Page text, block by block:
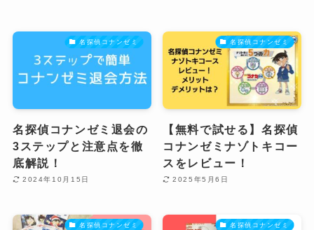
名探偵コナンゼミ
名探偵コナンゼミ退会の
3ステップと注意点を徹
底解説！
2024年10月15日
名探偵コナンゼミ
【無料で試せる】名探偵
コナンゼミナゾトキコー
スをレビュー！
2025年5月6日
名探偵コナンゼミ 名探偵コナンゼミ